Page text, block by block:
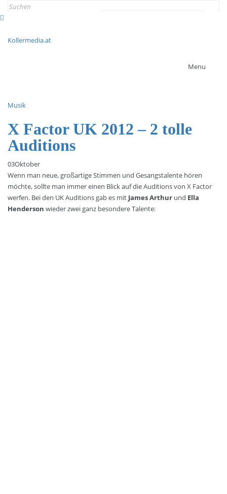
Search
Kollermedia.at
Menu
Musik
X Factor UK 2012 – 2 tolle
Auditions
03Oktober
Wenn man neue, großartige Stimmen und Gesangstalente hören
möchte, sollte man immer einen Blick auf die Auditions von X Factor
werfen. Bei den UK Auditions gab es mit James Arthur und Ella
Henderson wieder zwei ganz besondere Talente: